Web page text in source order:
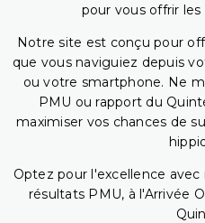
pour vous offrir les
Notre site est conçu pour
que vous naviguiez depuis
ou votre smartphone. Ne
PMU ou rapport du
maximiser vos chances de
Optez pour l'excellence
résultats PMU, à l'Arrivée